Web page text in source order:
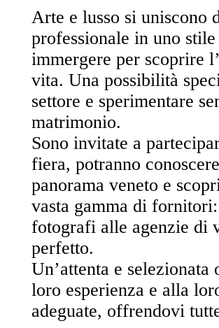
Arte e lusso si uniscono
professionale in uno
immergere per scoprire
vita. Una possibilità
settore e sperimentare
matrimonio.
Sono invitate a
fiera, potranno
panorama veneto e
vasta gamma di
fotografi alle agenzie di
perfetto.
Un’attenta e
loro esperienza e alla
adeguate, offrendovi